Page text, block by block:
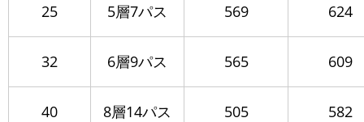
25 5層7パス 569 624
32 6層9パス 565 609
40 8層14パス 505 582